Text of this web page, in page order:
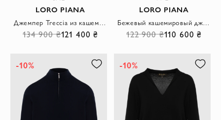
LORO PIANA
134 900 ₴121 400 ₴
LORO PIANA
122 900 ₴110 600 ₴
-10% -10%